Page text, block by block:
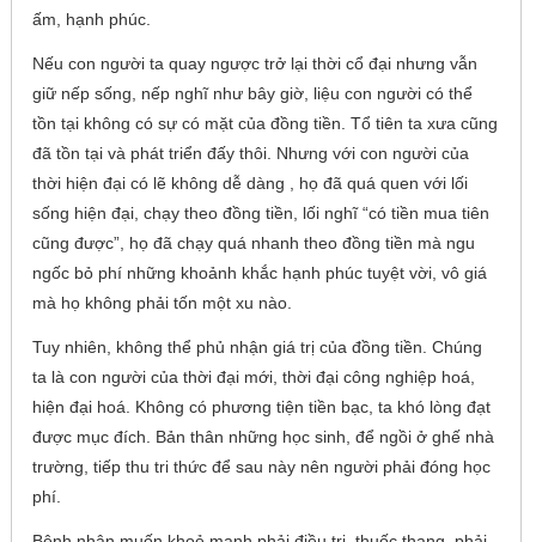
ấm, hạnh phúc.
Nếu con người ta quay ngược trở lại thời cổ đại nhưng vẫn
giữ nếp sống, nếp nghĩ như bây giờ, liệu con người có thể
tồn tại không có sự có mặt của đồng tiền. Tổ tiên ta xưa cũng
đã tồn tại và phát triển đấy thôi. Nhưng với con người của
thời hiện đại có lẽ không dễ dàng , họ đã quá quen với lối
sống hiện đại, chạy theo đồng tiền, lối nghĩ “có tiền mua tiên
cũng được”, họ đã chạy quá nhanh theo đồng tiền mà ngu
ngốc bỏ phí những khoảnh khắc hạnh phúc tuyệt vời, vô giá
mà họ không phải tốn một xu nào.
Tuy nhiên, không thể phủ nhận giá trị của đồng tiền. Chúng
ta là con người của thời đại mới, thời đại công nghiệp hoá,
hiện đại hoá. Không có phương tiện tiền bạc, ta khó lòng đạt
được mục đích. Bản thân những học sinh, để ngồi ở ghế nhà
trường, tiếp thu tri thức để sau này nên người phải đóng học
phí.